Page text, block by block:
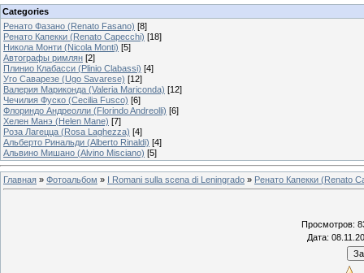
Categories
Ренато Фазано (Renato Fasano) [8]
Ренато Капекки (Renato Capecchi) [18]
Никола Монти (Nicola Monti) [5]
Автографы римлян [2]
Плинио Клабасси (Plinio Clabassi) [4]
Уго Саварезе (Ugo Savarese) [12]
Валерия Мариконда (Valeria Mariconda) [12]
Чечилия Фуско (Cecilia Fusco) [6]
Флориндо Андреолли (Florindo Andreolli) [6]
Хелен Манэ (Helen Mane) [7]
Роза Лагецца (Rosa Laghezza) [4]
Альберто Ринальди (Alberto Rinaldi) [4]
Альвино Мишано (Alvino Misciano) [5]
Главная » Фотоальбом » I Romani sulla scena di Leningrado » Ренато Капекки (Renato
Просмотров:
Дата: